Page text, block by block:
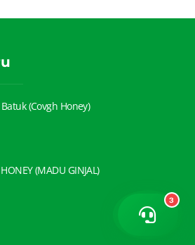
3
(Covgh Honey)
(MADU GINJAL)